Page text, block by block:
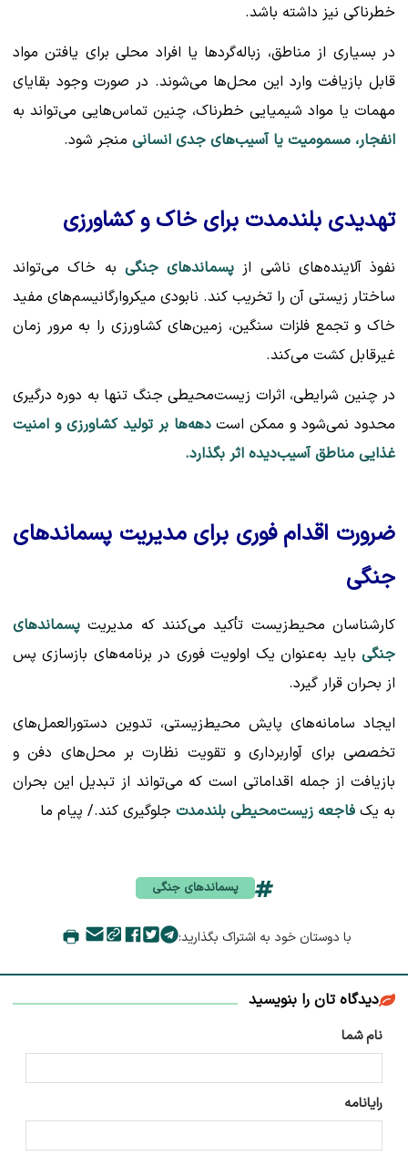
خطرناکی نیز داشته باشد.
در بسیاری از مناطق، زباله‌گردها یا افراد محلی برای یافتن مواد
قابل بازیافت وارد این محل‌ها می‌شوند. در صورت وجود بقایای
مهمات یا مواد شیمیایی خطرناک، چنین تماس‌هایی می‌تواند به
انفجار، مسمومیت یا آسیب‌های جدی انسانی منجر شود.
تهدیدی بلندمدت برای خاک و کشاورزی
نفوذ آلاینده‌های ناشی از پسماندهای جنگی به خاک می‌تواند
ساختار زیستی آن را تخریب کند. نابودی میکروارگانیسم‌های مفید
خاک و تجمع فلزات سنگین، زمین‌های کشاورزی را به مرور زمان
غیرقابل کشت می‌کند.
در چنین شرایطی، اثرات زیست‌محیطی جنگ تنها به دوره درگیری
محدود نمی‌شود و ممکن استدهه‌ها بر تولید کشاورزی و امنیت
غذایی مناطق آسیب‌دیده اثر بگذارد.
ضرورت اقدام فوری برای مدیریت پسماندهای
جنگی
کارشناسان محیط‌زیست تأکید می‌کنند که مدیریت پسماندهای
جنگی باید به‌عنوان یک اولویت فوری در برنامه‌های بازسازی پس
از بحران قرار گیرد.
ایجاد سامانه‌های پایش محیط‌زیستی، تدوین دستورالعمل‌های
تخصصی برای آواربرداری و تقویت نظارت بر محل‌های دفن و
بازیافت از جمله اقداماتی است که می‌تواند از تبدیل این بحران
به یک فاجعه زیست‌محیطی بلندمدت جلوگیری کند./ پیام ما
پسماندهای جنگی
با دوستان خود به اشتراک بگذارید:
دیدگاه تان را بنویسید
نام شما
رایانامه